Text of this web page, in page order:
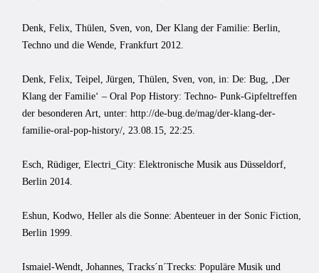
Denk, Felix, Thülen, Sven, von, Der Klang der Familie: Berlin,
Techno und die Wende, Frankfurt 2012.
Denk, Felix, Teipel, Jürgen, Thülen, Sven, von, in: De: Bug, ‚Der
Klang der Familie‘ – Oral Pop History: Techno- Punk-Gipfeltreffen
der besonderen Art, unter: http://de-bug.de/mag/der-klang-der-
familie-oral-pop-history/, 23.08.15, 22:25.
Esch, Rüdiger, Electri_City: Elektronische Musik aus Düsseldorf,
Berlin 2014.
Eshun, Kodwo, Heller als die Sonne: Abenteuer in der Sonic Fiction,
Berlin 1999.
Ismaiel-Wendt, Johannes, Tracks´n´Trecks: Populäre Musik und